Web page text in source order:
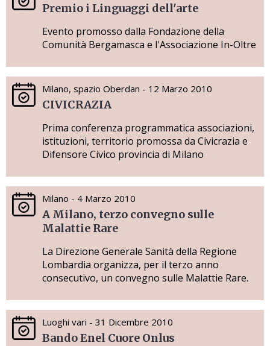
Premio i Linguaggi dell'arte
Evento promosso dalla Fondazione della
Comunità Bergamasca e l'Associazione In-Oltre
Milano, spazio Oberdan - 12 Marzo 2010
CIVICRAZIA
Prima conferenza programmatica associazioni,
istituzioni, territorio promossa da Civicrazia e
Difensore Civico provincia di Milano
Milano - 4 Marzo 2010
A Milano, terzo convegno sulle
Malattie Rare
La Direzione Generale Sanità della Regione
Lombardia organizza, per il terzo anno
consecutivo, un convegno sulle Malattie Rare.
Luoghi vari - 31 Dicembre 2010
Bando Enel Cuore Onlus